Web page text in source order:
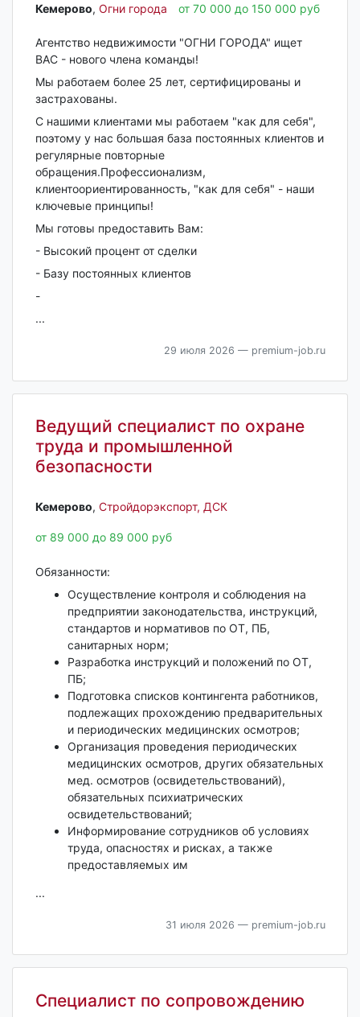
Кемерово‎, Огни города от 70 000 до 150 000 руб
Агентство недвижимости "ОГНИ ГОРОДА" ищет
ВАС - нового члена команды!
Мы работаем более 25 лет, сертифицированы и
застрахованы.
С нашими клиентами мы работаем "как для себя",
поэтому у нас большая база постоянных клиентов и
регулярные повторные
обращения.Профессионализм,
клиентоориентированность, "как для себя" - наши
ключевые принципы!
Мы готовы предоставить Вам:
- Высокий процент от сделки
- Базу постоянных клиентов
-
...
29 июля 2026 — premium-job.ru
Ведущий специалист по охране
труда и промышленной
безопасности
Кемерово‎, Стройдорэкспорт, ДСК
от 89 000 до 89 000 руб
Обязанности:
Осуществление контроля и соблюдения на
предприятии законодательства, инструкций,
стандартов и нормативов по ОТ, ПБ,
санитарных норм;
Разработка инструкций и положений по ОТ,
ПБ;
Подготовка списков контингента работников,
подлежащих прохождению предварительных
и периодических медицинских осмотров;
Организация проведения периодических
медицинских осмотров, других обязательных
мед. осмотров (освидетельствований),
обязательных психиатрических
освидетельствований;
Информирование сотрудников об условиях
труда, опасностях и рисках, а также
предоставляемых им
...
31 июля 2026 — premium-job.ru
Специалист по сопровождению